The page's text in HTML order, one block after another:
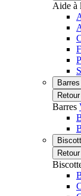
Aide à
Barres
Retour
Barres
Retour